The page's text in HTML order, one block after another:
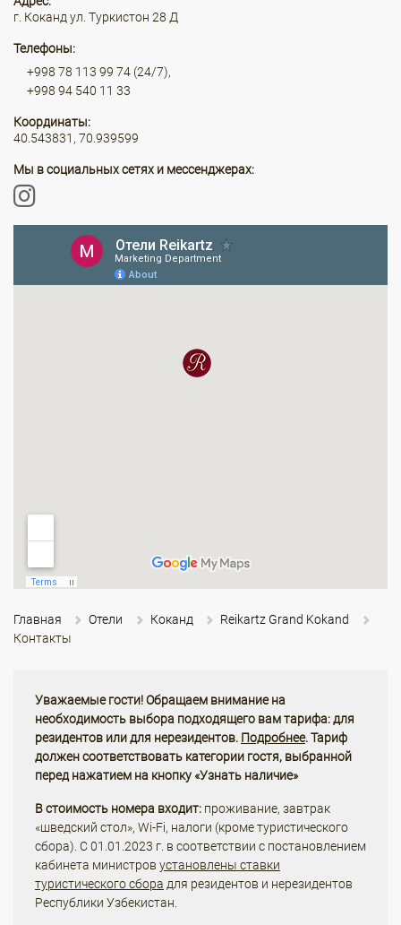
г. Коканд ул. Туркистон 28 Д
Телефоны:
+998 78 113 99 74 (24/7),
+998 94 540 11 33
Координаты:
40.543831, 70.939599
Мы в социальных сетях и мессенджерах:
Главная Отели Коканд
Reikartz Grand Kokand
Контакты
Уважаемые гости! Обращаем внимание на
необходимость выбора подходящего вам тарифа: для
резидентов или для нерезидентов. Подробнее. Тариф
должен соответствовать категории гостя, выбранной
перед нажатием на кнопку «Узнать наличие»
В стоимость номера входит: проживание, завтрак
«шведский стол», Wi-Fi, налоги (кроме туристического
сбора). С 01.01.2023 г. в соответствии с постановлением
кабинета министров установлены ставки
туристического сбора для резидентов и нерезидентов
Республики Узбекистан.